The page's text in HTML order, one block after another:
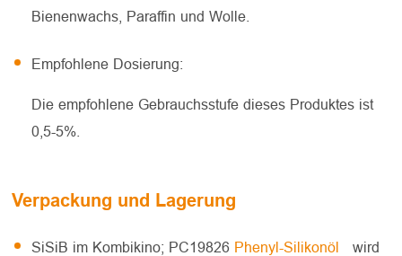
Bienenwachs, Paraffin und Wolle.
Empfohlene Dosierung:
Die empfohlene Gebrauchsstufe dieses Produktes ist
0,5-5%.
Verpackung und Lagerung
SiSiB im Kombikino; PC19826 Phenyl-Silikonöl
wird